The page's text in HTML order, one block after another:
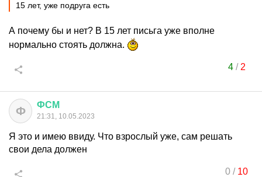
15 лет, уже подруга есть
А почему бы и нет? В 15 лет письга уже вполне
нормально стоять должна.
4/ 2
Ф ФСМ
21:31, 10.05.2023
Я это и имею ввиду. Что взрослый уже, сам решать
свои дела должен
0 / 10